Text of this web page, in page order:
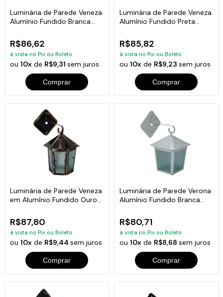
Luminária de Parede Veneza
Alumínio Fundido Branca
R$86,62
à vista no Pix ou Boleto
ou10x de R$9,31sem juros
Comprar
Luminária de Parede Veneza
Alumínio Fundido Preta
R$85,82
à vista no Pix ou Boleto
ou 10xde R$9,23 sem juros
Comprar
Luminária de Parede Veneza
em Alumínio Fundido Ouro
R$87,80
à vista no Pix ou Boleto
ou10x de R$9,44sem juros
Comprar
Luminária de Parede Verona
Alumínio Fundido Branca
R$80,71
à vista no Pix ou Boleto
ou 10xde R$8,68 sem juros
Comprar